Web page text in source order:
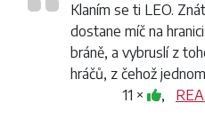
Klaním se ti LEO.
dostane míč na
bráně, a vybruslí z
hráčů, z čehož
11 ×
,